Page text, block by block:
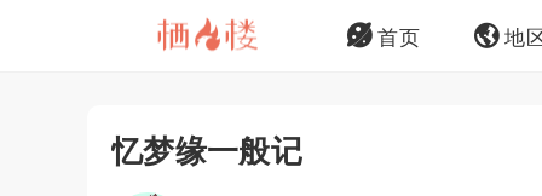
首页 地
忆梦缘一般记